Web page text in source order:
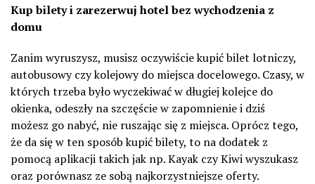
Kup bilety i zarezerwuj hotel bez wychodzenia z
domu
Zanim wyruszysz, musisz oczywiście kupić bilet lotniczy,
autobusowy czy kolejowy do miejsca docelowego. Czasy, w
których trzeba było wyczekiwać w długiej kolejce do
okienka, odeszły na szczęście w zapomnienie i dziś
możesz go nabyć, nie ruszając się z miejsca. Oprócz tego,
że da się w ten sposób kupić bilety, to na dodatek z
pomocą aplikacji takich jak np.Kayak czy Kiwi wyszukasz
oraz porównasz ze sobą najkorzystniejsze oferty.